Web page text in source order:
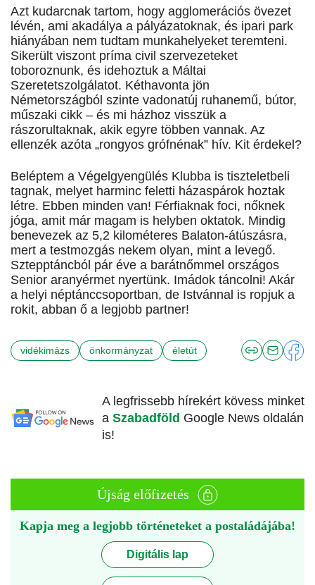
Azt kudarcnak tartom, hogy agglomerációs övezet
lévén, ami akadálya a pályázatoknak, és ipari park
hiányában nem tudtam munkahelyeket teremteni.
Sikerült viszont príma civil szervezeteket
toboroznunk, és idehoztuk a Máltai
Szeretetszolgálatot. Kéthavonta jön
Németországból szinte vadonatúj ruhanemű, bútor,
műszaki cikk – és mi házhoz visszük a
rászorultaknak, akik egyre többen vannak. Az
ellenzék azóta „rongyos grófnénak” hív. Kit érdekel?
Beléptem a Végelgyengülés Klubba is tiszteletbeli
tagnak, melyet harminc feletti házaspárok hoztak
létre. Ebben minden van! Férfiaknak foci, nőknek
jóga, amit már magam is helyben oktatok. Mindig
benevezek az 5,2 kilométeres Balaton-átúszásra,
mert a testmozgás nekem olyan, mint a levegő.
Sztepptáncból pár éve a barátnőmmel országos
Senior aranyérmet nyertünk. Imádok táncolni! Akár
a helyi néptánccsoportban, de Istvánnal is ropjuk a
rokit, abban ő a legjobb partner!
vidékimázs önkormányzat életút
A legfrissebb hírekért kövess minket
a Szabadföld Google News oldalán
is!
Újság előfizetés
Kapja meg a legjobb történeteket a postaládájába!
Digitális lap